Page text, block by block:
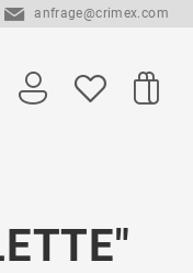
anfrage@crimex.com